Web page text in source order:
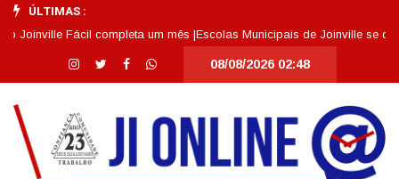
ÚLTIMAS :
Fácil completa um mês |Escolas Municipais de Joinville se
08/08/2026 02:48